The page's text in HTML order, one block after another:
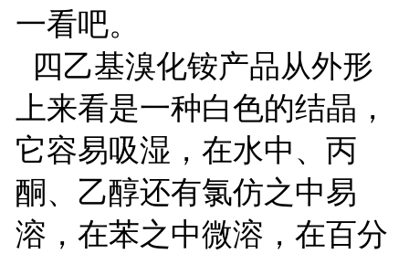
一看吧。
四乙基溴化铵产品从外形
上来看是一种白色的结晶，
它容易吸湿，在水中、丙
酮、乙醇还有氯仿之中易
溶，在苯之中微溶，在百分